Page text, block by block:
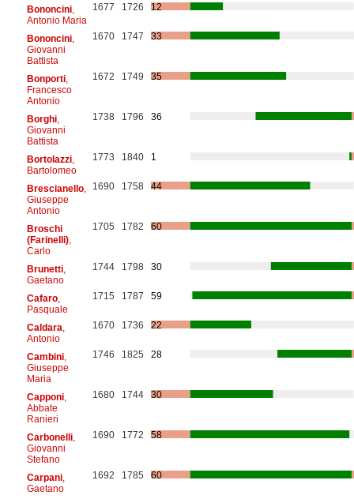
Bononcini,
Antonio Maria
1677 1726 12
Bononcini,
Giovanni
Battista
1670 1747 33
Bonporti,
Francesco
Antonio
1672 1749 35
Borghi,
Giovanni
Battista
1738 1796 36
Bortolazzi,
Bartolomeo
1773 1840 1
Brescianello,
Giuseppe
Antonio
1690 1758 44
Broschi
(Farinelli),
Carlo
1705 1782 60
Brunetti,
Gaetano
1744 1798 30
Cafaro,
Pasquale
1715 1787 59
Caldara
Antonio
1670 1736 22
Cambini,
Giuseppe
Maria
1746 1825 28
Capponi,
Abbate
Ranieri
1680 1744 30
Carbonelli,
Giovanni
Stefano
1690 1772 58
Carpani,
Gaetano
1692 1785 60